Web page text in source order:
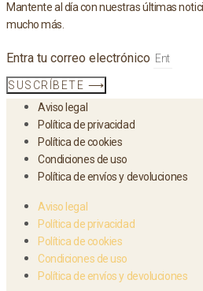
Mantente al día con nuestras últimas
mucho más.
Entra tu correo electrónico
SUSCRÍBETE ⟶
Aviso legal
Política de privacidad
Política de cookies
Condiciones de uso
Política de envíos y devoluciones
Aviso legal
Política de privacidad
Política de cookies
Condiciones de uso
Política de envíos y devoluciones